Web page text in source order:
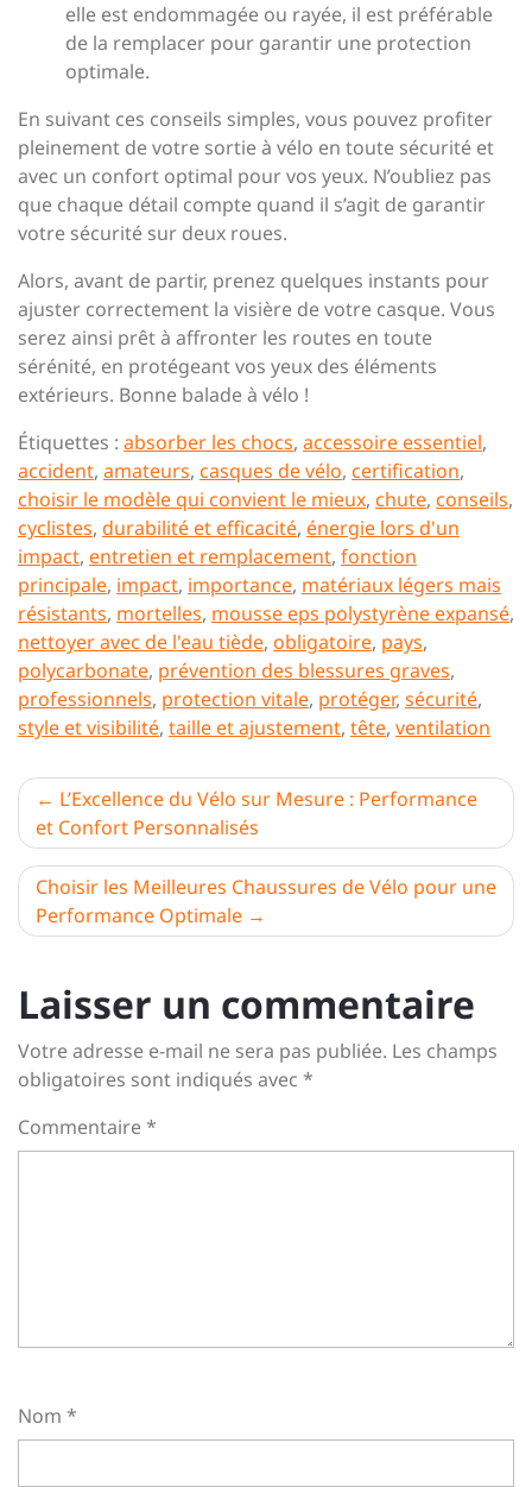
elle est endommagée ou rayée, il est préférable
de la remplacer pour garantir une protection
optimale.
En suivant ces conseils simples, vous pouvez profiter
pleinement de votre sortie à vélo en toute sécurité et
avec un confort optimal pour vos yeux. N’oubliez pas
que chaque détail compte quand il s’agit de garantir
votre sécurité sur deux roues.
Alors, avant de partir, prenez quelques instants pour
ajuster correctement la visière de votre casque. Vous
serez ainsi prêt à affronter les routes en toute
sérénité, en protégeant vos yeux des éléments
extérieurs. Bonne balade à vélo !
Étiquettes : absorber les chocs, accessoire essentiel,
accident, amateurs, casques de vélo, certification,
choisir le modèle qui convient le mieux, chute, conseils,
cyclistes, durabilité et efficacité, énergie lors d'un
impact, entretien et remplacement, fonction
principale, impact, importance, matériaux légers mais
résistants, mortelles, mousse eps polystyrène expansé,
nettoyer avec de l'eau tiède, obligatoire, pays,
polycarbonate, prévention des blessures graves,
professionnels, protection vitale, protéger, sécurité,
style et visibilité, taille et ajustement, tête, ventilation
Navigation
de
l’article
L’Excellence du Vélo sur Mesure : Performance
et Confort Personnalisés
Choisir les Meilleures Chaussures de Vélo pour une
Performance Optimale
Laisser un commentaire
Votre adresse e-mail ne sera pas publiée. Les champs
obligatoires sont indiqués avec *
Commentaire*
Nom *